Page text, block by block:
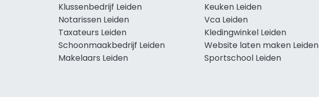
Klussenbedrijf Leiden
Notarissen Leiden
Taxateurs Leiden
Schoonmaakbedrijf Leiden
Makelaars Leiden
Keuken Leiden
Vca Leiden
Kledingwinkel Leiden
Website laten maken Leiden
Sportschool Leiden